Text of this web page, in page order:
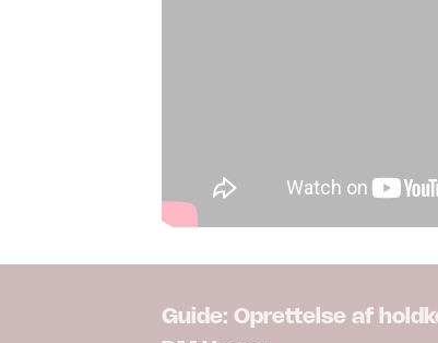
Guide: Oprettelse af